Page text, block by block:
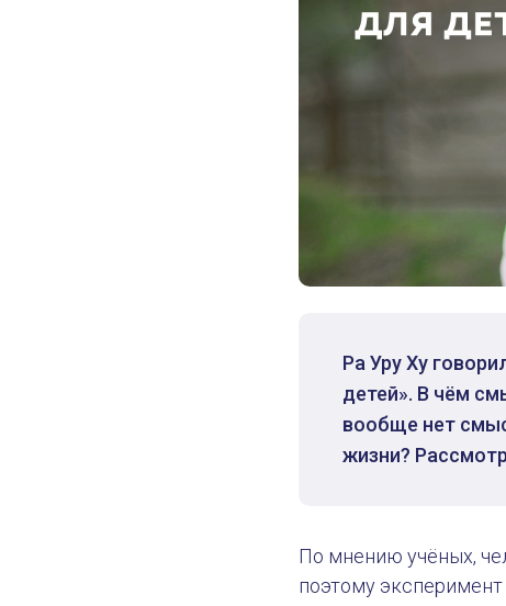
Ра Уру Ху
детей». В чём
вообще нет
жизни?
По мнению учёных,
поэтому